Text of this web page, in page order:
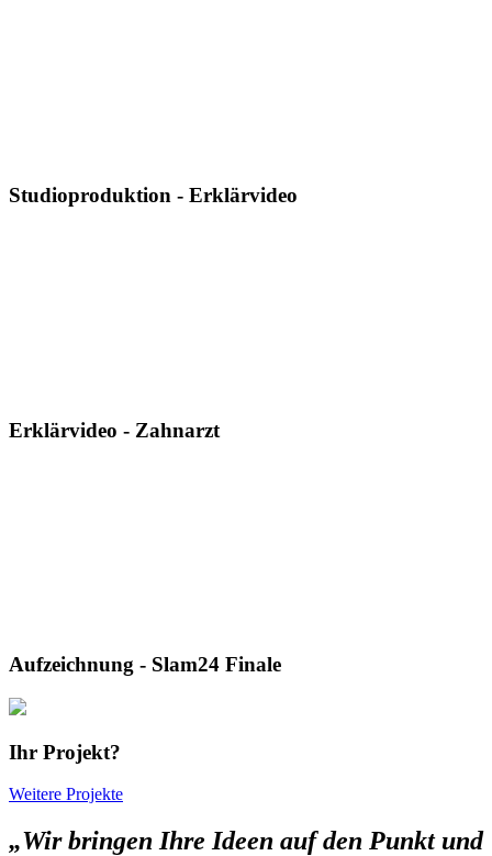
Studioproduktion - Erklärvideo
Erklärvideo - Zahnarzt
Aufzeichnung - Slam24 Finale
Ihr Projekt?
Weitere Projekte
„Wir bringen Ihre Ideen auf den Punkt und